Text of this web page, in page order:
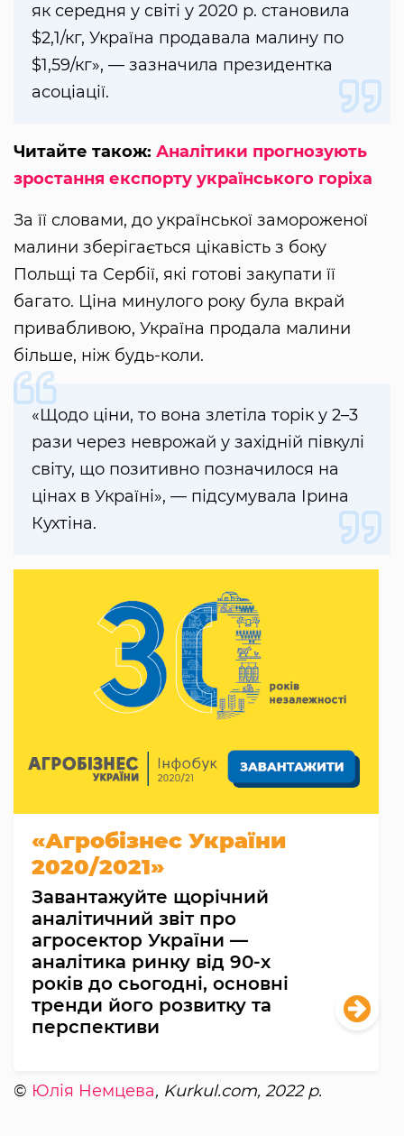
як середня у світі у 2020 р. становила
$2,1/кг, Україна продавала малину по
$1,59/кг», — зазначила президентка
асоціації.
Читайте також: Аналітики прогнозують
зростання експорту українського горіха
За її словами, до української замороженої
малини зберігається цікавість з боку
Польщі та Сербії, які готові закупати її
багато. Ціна минулого року була вкрай
привабливою, Україна продала малини
більше, ніж будь-коли.
«Щодо ціни, то вона злетіла торік у 2–3
рази через неврожай у західній півкулі
світу, що позитивно позначилося на
цінах в Україні», — підсумувала Ірина
Кухтіна.
«Агробізнес України
2020/2021»
Завантажуйте щорічний
аналітичний звіт про
агросектор України —
аналітика ринку від 90-х
років до сьогодні, основні
тренди його розвитку та
перспективи
© Юлія Немцева, Kurkul.com, 2022 р.